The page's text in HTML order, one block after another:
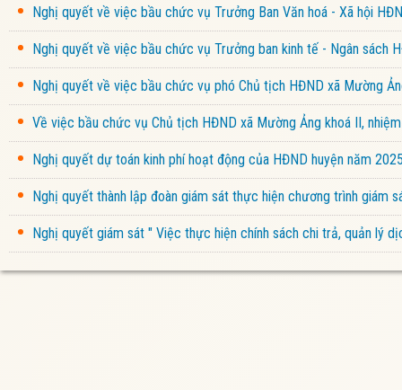
Nghị quyết về việc bầu chức vụ Trưởng Ban Văn hoá - Xã hội
Nghị quyết về việc bầu chức vụ Trưởng ban kinh tế - Ngân sách
Nghị quyết về việc bầu chức vụ phó Chủ tịch HĐND xã Mường
Về việc bầu chức vụ Chủ tịch HĐND xã Mường Ảng khoá II,
Nghị quyết dự toán kinh phí hoạt động của HĐND huyện năm
Nghị quyết thành lập đoàn giám sát thực hiện chương trình giám
Nghị quyết giám sát " Việc thực hiện chính sách chi trả, quản lý